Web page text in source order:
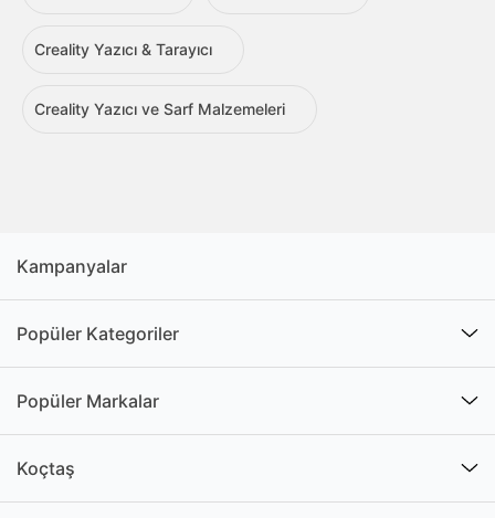
Creality Yazıcı & Tarayıcı
Creality Yazıcı ve Sarf Malzemeleri
Kampanyalar
Popüler Kategoriler
Popüler Markalar
Koçtaş